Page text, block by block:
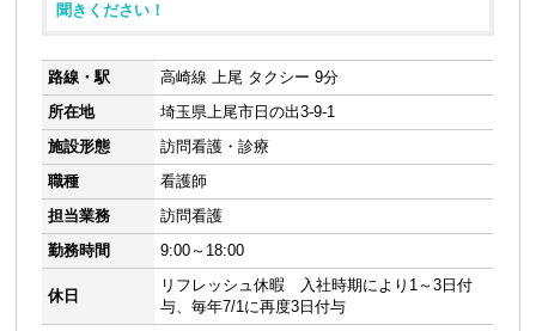
聞きください！
路線・駅
高崎線 上尾 タクシー 9分
所在地
埼玉県上尾市日の出3-9-1
施設形態
訪問看護・診療
職種
看護師
担当業務
訪問看護
勤務時間
9:00～18:00
休日
リフレッシュ休暇 入社時期により1～3日付
与、毎年7/1に再度3日付与